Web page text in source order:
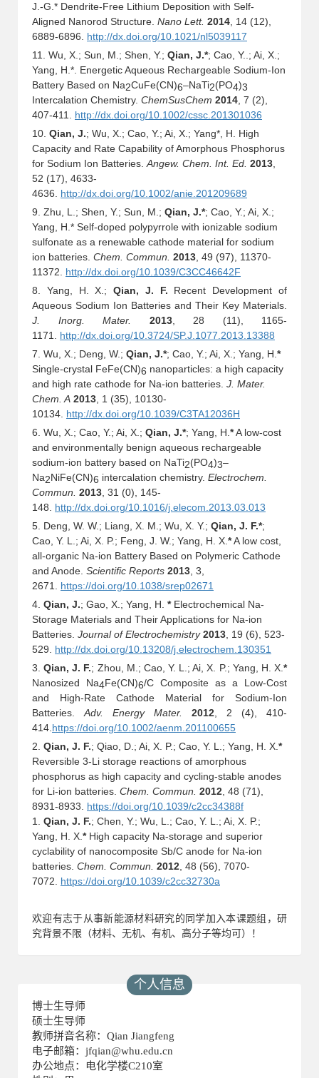
J.-G.* Dendrite-Free Lithium Deposition with Self-
Aligned Nanorod Structure. Nano Lett. 2014, 14 (12),
6889-6896. http://dx.doi.org/10.1021/nl5039117
11. Wu, X.; Sun, M.; Shen, Y.; Qian, J.*; Cao, Y..; Ai, X.;
Yang, H.*. Energetic Aqueous Rechargeable Sodium-Ion
Battery Based on Na2CuFe(CN)6–NaTi2(PO4)3
Intercalation Chemistry. ChemSusChem 2014, 7 (2),
407-411. http://dx.doi.org/10.1002/cssc.201301036
10. Qian, J.; Wu, X.; Cao, Y.; Ai, X.; Yang*, H. High
Capacity and Rate Capability of Amorphous Phosphorus
for Sodium Ion Batteries.Angew. Chem. Int. Ed. 2013,
52 (17), 4633-
4636. http://dx.doi.org/10.1002/anie.201209689
9. Zhu, L.; Shen, Y.; Sun, M.; Qian, J.*; Cao, Y.; Ai, X.;
Yang, H.* Self-doped polypyrrole with ionizable sodium
sulfonate as a renewable cathode material for sodium
ion batteries. Chem. Commun. 2013, 49 (97), 11370-
11372. http://dx.doi.org/10.1039/C3CC46642F
8. Yang, H. X.;Qian, J. F. Recent Development of
Aqueous Sodium Ion Batteries and Their Key Materials.
J. Inorg. Mater.
2013, 28 (11), 1165-
1171. http://dx.doi.org/10.3724/SP.J.1077.2013.13388
7. Wu, X.; Deng, W.; Qian, J.*; Cao, Y.; Ai, X.; Yang, H.*
Single-crystal FeFe(CN)6 nanoparticles: a high capacity
and high rate cathode for Na-ion batteries. J. Mater.
Chem. A 2013, 1 (35), 10130-
10134. http://dx.doi.org/10.1039/C3TA12036H
6. Wu, X.; Cao, Y.; Ai, X.; Qian, J.*; Yang, H.*A low-cost
and environmentally benign aqueous rechargeable
sodium-ion battery based on NaTi2(PO4)3–
Na2NiFe(CN)6 intercalation chemistry. Electrochem.
Commun. 2013, 31 (0), 145-
148. http://dx.doi.org/10.1016/j.elecom.2013.03.013
5. Deng, W. W.; Liang, X. M.; Wu, X. Y.; Qian, J. F.*;
Cao, Y. L.; Ai, X. P.; Feng, J. W.; Yang, H. X.*A low cost,
all-organic Na-ion Battery Based on Polymeric Cathode
and Anode. Scientific Reports 2013, 3,
2671. https://doi.org/10.1038/srep02671
4. Qian, J.; Gao, X.; Yang, H. *Electrochemical Na-
Storage Materials and Their Applications for Na-ion
Batteries. Journal of Electrochemistry 2013, 19 (6), 523-
529. http://dx.doi.org/10.13208/j.electrochem.130351
3.Qian, J. F.; Zhou, M.; Cao, Y. L.; Ai, X. P.; Yang, H. X.*
Nanosized Na4Fe(CN)6/C Composite as a Low-Cost
and High-Rate Cathode Material for Sodium-Ion
Batteries.Adv. Energy Mater. 2012, 2 (4), 410-
414.https://doi.org/10.1002/aenm.201100655
2. Qian, J. F.; Qiao, D.; Ai, X. P.; Cao, Y. L.; Yang, H. X.*
Reversible 3-Li storage reactions of amorphous
phosphorus as high capacity and cycling-stable anodes
for Li-ion batteries. Chem. Commun. 2012, 48 (71),
8931-8933. https://doi.org/10.1039/c2cc34388f
1. Qian, J. F.; Chen, Y.; Wu, L.; Cao, Y. L.; Ai, X. P.;
Yang, H. X.*High capacity Na-storage and superior
cyclability of nanocomposite Sb/C anode for Na-ion
batteries. Chem. Commun. 2012, 48 (56), 7070-
7072. https://doi.org/10.1039/c2cc32730a
欢迎有志于从事新能源材料研究的同学加入本课题组，研
究背景不限（材料、无机、有机、高分子等均可）！
个人信息
博士生导师
硕士生导师
教师拼音名称：Qian Jiangfeng
电子邮箱： jfqian@whu.edu.cn
办公地点：电化学楼C210室